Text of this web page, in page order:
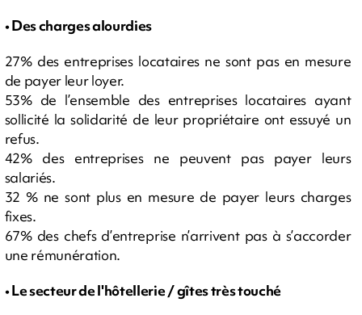
• Des charges alourdies
27% des entreprises locataires ne sont pas en mesure
de payer leur loyer.
53% de l’ensemble des entreprises locataires ayant
sollicité la solidarité de leur propriétaire ont essuyé un
refus.
42% des entreprises ne peuvent pas payer leurs
salariés.
32 % ne sont plus en mesure de payer leurs charges
fixes.
67% des chefs d’entreprise n’arrivent pas à s’accorder
une rémunération.
• Le secteur de l'hôtellerie / gîtes très touché